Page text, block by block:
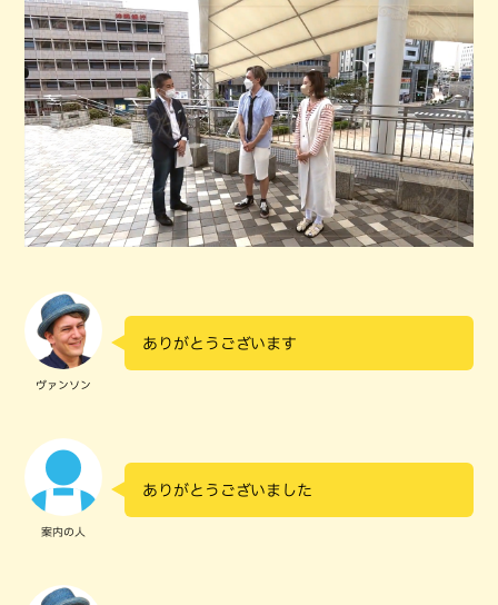
ヴァンソン
ありがとうございます
案内の人
ありがとうございました